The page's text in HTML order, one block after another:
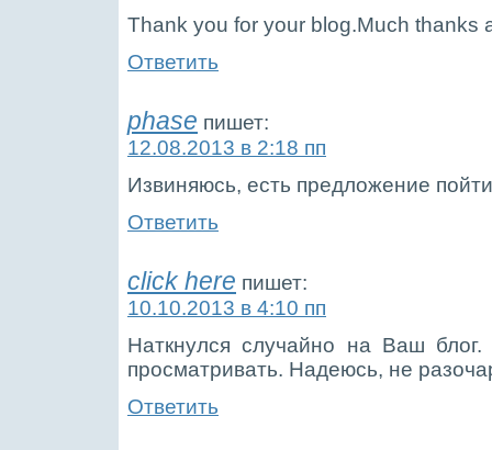
Thank you for your blog.Much thanks
Ответить
phase пишет:
12.08.2013 в 2:18 пп
Извиняюсь, есть предложение
Ответить
click here пишет:
10.10.2013 в 4:10 пп
Наткнулся случайно на Ваш блог.
просматривать. Надеюсь, не
Ответить